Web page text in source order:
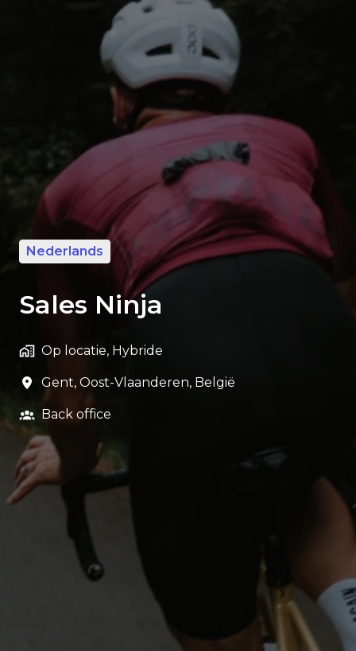
Nederlands
Sales Ninja
Op locatie, Hybride
Gent, Oost-Vlaanderen, België
Back office